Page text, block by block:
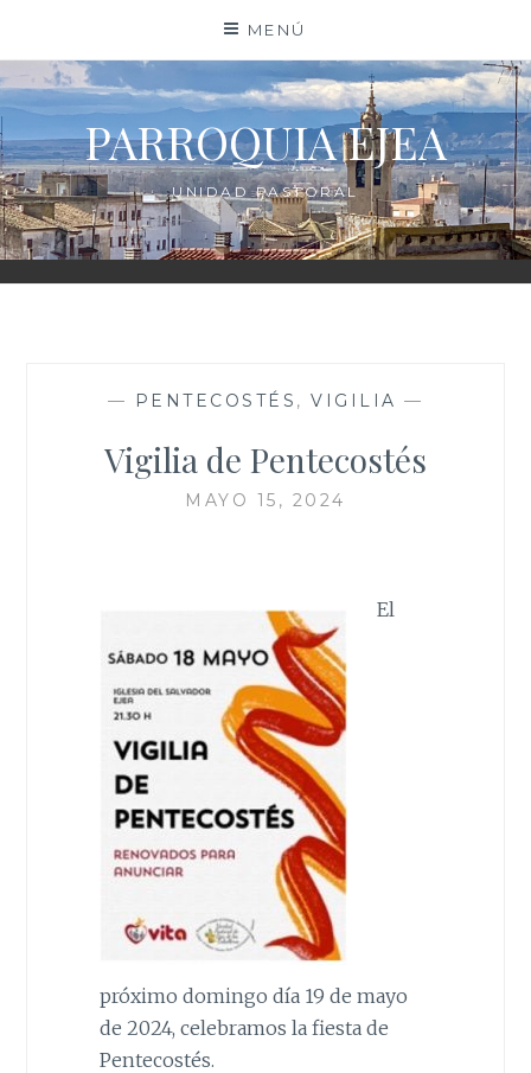
contenido
MENÚ
PARROQUIA EJEA
UNIDAD PASTORAL
— PENTECOSTÉS , VIGILIA —
Vigilia de Pentecostés
MAYO 15, 2024
El
próximo domingo día 19 de mayo
de 2024, celebramos la fiesta de
Pentecostés.